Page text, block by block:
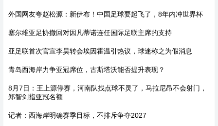
外国网友夸赵松源：新伊布！中国足球要起飞了，8年内冲世界杯
塞尔维亚足协撤回对因凡蒂诺连任国际足联主席的支持
亚足联首次官宣李昊转会埃因霍温引热议，球迷称之为假消息
青岛西海岸力争亚冠席位，古斯塔沃能否提升表现？
8月7日：王上源停赛，河南队找点球不灵了，马拉尼昂不会射门，
郑智剑指亚冠名额
记者：西海岸明确赛季目标，不排斥争夺2027